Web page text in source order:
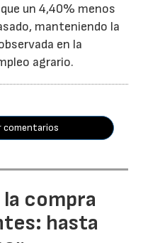
un 4,40% menos
manteniendo la
en la
agrario.
comentarios
la compra
hasta